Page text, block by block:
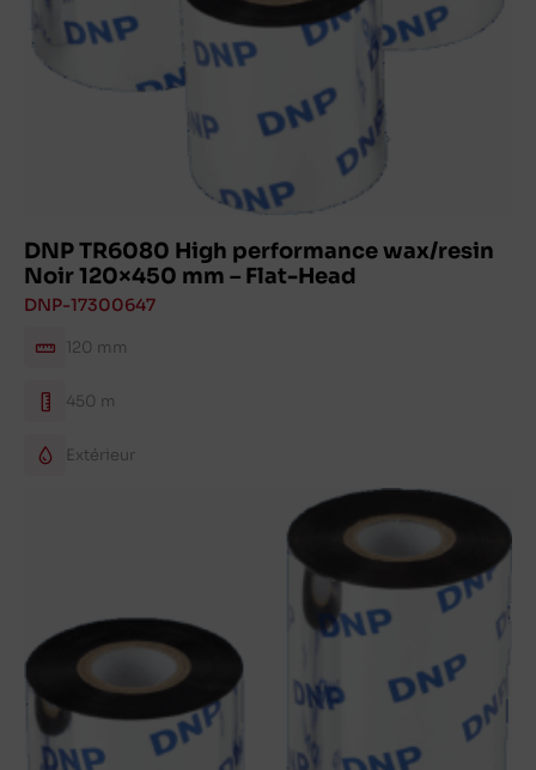
DNP TR6080 High performance wax/resin
Noir 120×450 mm – Flat-Head
DNP-17300647
120 mm
450 m
Extérieur